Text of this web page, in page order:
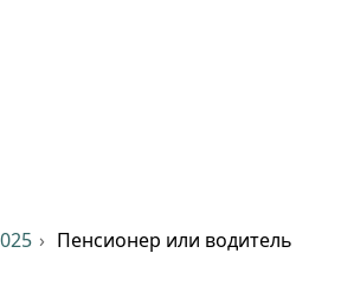
Пенсионер или водитель